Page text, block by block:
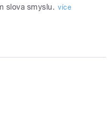
slova smyslu. více